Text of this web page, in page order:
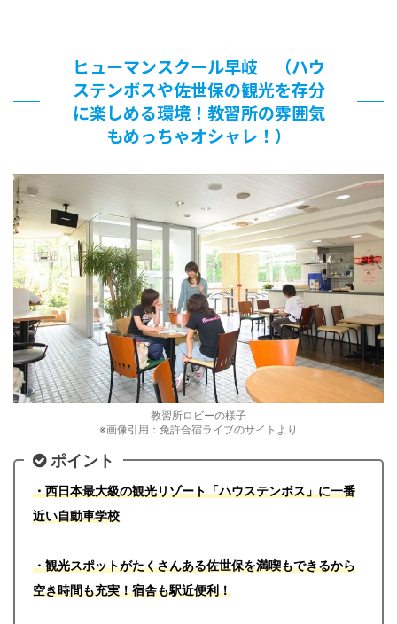
ヒューマンスクール早岐 （ハウ
ステンボスや佐世保の観光を存分
に楽しめる環境！教習所の雰囲気
もめっちゃオシャレ！）
教習所ロビーの様子
※画像引用：免許合宿ライブのサイトより
ポイント
・西日本最大級の観光リゾート「ハウステンボス」に一番
近い自動車学校
・観光スポットがたくさんある佐世保を満喫もできるから
空き時間も充実！宿舎も駅近便利！